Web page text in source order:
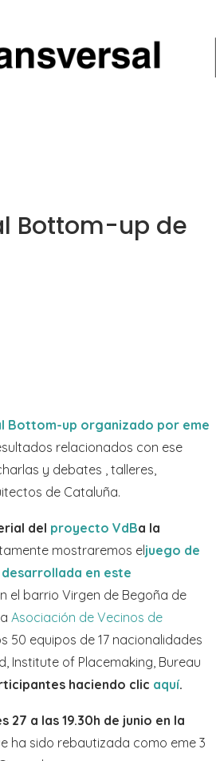
Bottom-up de
Bottom-up organizado por eme
relacionados con ese
y debates , talleres,
de Cataluña.
del proyecto VdBa la
mostraremos eljuego de
en este
el barrio Virgen de Begoña de
Asociación de Vecinos de
equipos de 17 nacionalidades
Institute of Placemaking, Bureau
haciendo clic aquí.
a las 19.30h de junio en la
ha sido rebautizada como eme 3